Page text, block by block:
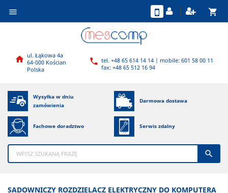
 shopping_cart
 ul. Łąkowa 4a
64-000 Kościan
Polska
 tel. +48 65 614 14 14 | mobile: 601 58 00 11
fax: +48 65 512 16 94
Wysyłka w dniu
zamówienia
Darmowa dostawa
Fachowe doradztwo Serwis zdalny

SADOWNICZY ROZDZIELACZ ELEKTRYCZNY DO KOMPUTERA